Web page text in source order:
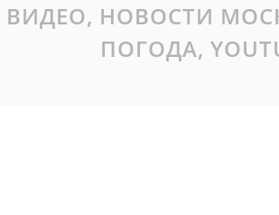
ВИДЕО, НОВОСТИ
ПОГОДА,